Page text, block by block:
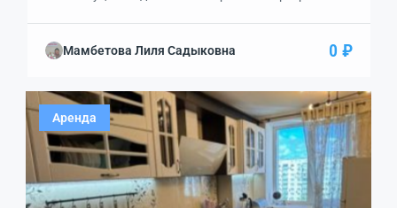
транспорта. Исключительно без животных.
Мамбетова Лиля Садыковна 0 ₽
Аренда